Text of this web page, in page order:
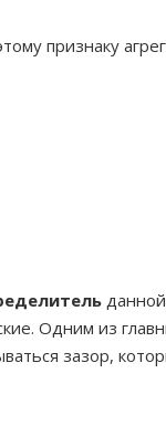
признаку
Одним из
зазор,